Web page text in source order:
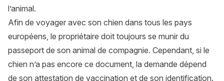
l’animal.
Afin de voyager avec son chien dans tous les pays
européens, le propriétaire doit toujours se munir du
passeport de son animal de compagnie. Cependant, si le
chien n’a pas encore ce document, la demande dépend
de son attestation de vaccination et de son identification.